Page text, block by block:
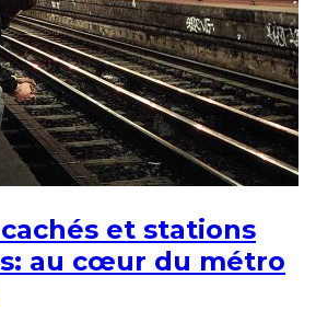
et stations
au cœur du métro